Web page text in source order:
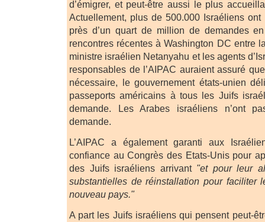
d’émigrer, et peut-être aussi le plus
Actuellement, plus de 500.000 Israéliens
près d’un quart de million de demandes
rencontres récentes à Washington DC entre
ministre israélien Netanyahu et les agents
responsables de l’AIPAC auraient assuré
nécessaire, le gouvernement états-unien
passeports américains à tous les Juifs
demande. Les Arabes israéliens n’ont
demande.
L’AIPAC a également garanti aux
confiance au Congrès des Etats-Unis pour
des Juifs israéliens arrivant "et pour leur
substantielles de réinstallation pour faciliter
nouveau pays."
A part les Juifs israéliens qui pensent peut-